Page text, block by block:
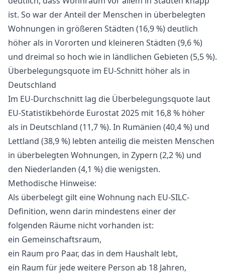
ist. So war der Anteil der Menschen in überbelegten
Wohnungen in größeren Städten (16,9 %) deutlich
höher als in Vororten und kleineren Städten (9,6 %)
und dreimal so hoch wie in ländlichen Gebieten (5,5 %).
Überbelegungsquote im EU-Schnitt höher als in
Deutschland
Im EU-Durchschnitt lag die Überbelegungsquote laut
EU-Statistikbehörde Eurostat 2025 mit 16,8 % höher
als in Deutschland (11,7 %). In Rumänien (40,4 %) und
Lettland (38,9 %) lebten anteilig die meisten Menschen
in überbelegten Wohnungen, in Zypern (2,2 %) und
den Niederlanden (4,1 %) die wenigsten.
Methodische Hinweise:
Als überbelegt gilt eine Wohnung nach EU-SILC-
Definition, wenn darin mindestens einer der
folgenden Räume nicht vorhanden ist:
ein Gemeinschaftsraum,
ein Raum pro Paar, das in dem Haushalt lebt,
ein Raum für jede weitere Person ab 18 Jahren,